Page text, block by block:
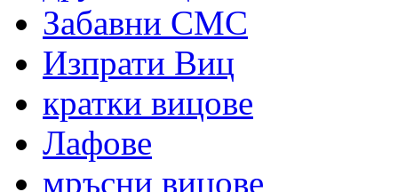
Забавни СМС
Изпрати Виц
кратки вицове
Лафове
мръсни вицове